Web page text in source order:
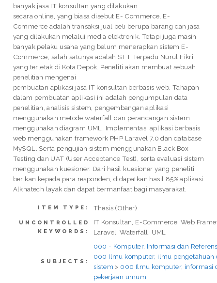
banyak jasa IT konsultan yang dilakukan
secara online, yang biasa disebut E- Commerce. E-
Commerce adalah transaksi jual beli berupa barang dan jasa
yang dilakukan melalui media elektronik. Tetapi juga masih
banyak pelaku usaha yang belum menerapkan sistem E-
Commerce, salah satunya adalah STT Terpadu Nurul Fikri
yang terletak di Kota Depok. Peneliti akan membuat sebuah
penelitian mengenai
pembuatan aplikasi jasa IT konsultan berbasis web. Tahapan
dalam pembuatan aplikasi ini adalah pengumpulan data
penelitian, analisis sistem, pengembangan aplikasi
menggunakan metode waterfall dan perancangan sistem
menggunakan diagram UML. Implementasi aplikasi berbasis
web menggunakan framework PHP Laravel 7.0 dan database
MySQL. Serta pengujian sistem menggunakan Black Box
Testing dan UAT (User Acceptance Test), serta evaluasi sistem
menggunakan kuesioner. Dari hasil kuesioner yang peneliti
berikan kepada para responden, didapatkan hasil 85% aplikasi
Alkhatech layak dan dapat bermanfaat bagi masyarakat.
ITEM TYPE: Thesis (Other)
UNCONTROLLED
KEYWORDS:
IT Konsultan, E-Commerce, Web
Laravel, Waterfall, UML
SUBJECTS:
000 - Komputer, Informasi dan
000 Ilmu komputer, ilmu pengetahuan
sistem > 000 Ilmu komputer, informasi
pekerjaan umum